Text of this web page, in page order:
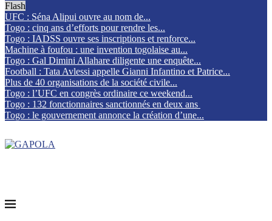
Flash
UFC : Séna Alipui ouvre au nom de...
Togo : cinq ans d’efforts pour rendre les...
Togo : IADSS ouvre ses inscriptions et renforce...
Machine à foufou : une invention togolaise au...
Togo : Gal Dimini Allahare diligente une enquête...
Football : Tata Avlessi appelle Gianni Infantino et Patrice...
Plus de 40 organisations de la société civile...
Togo : l’UFC en congrès ordinaire ce weekend...
Togo : 132 fonctionnaires sanctionnés en deux ans
Togo : le gouvernement annonce la création d’une...